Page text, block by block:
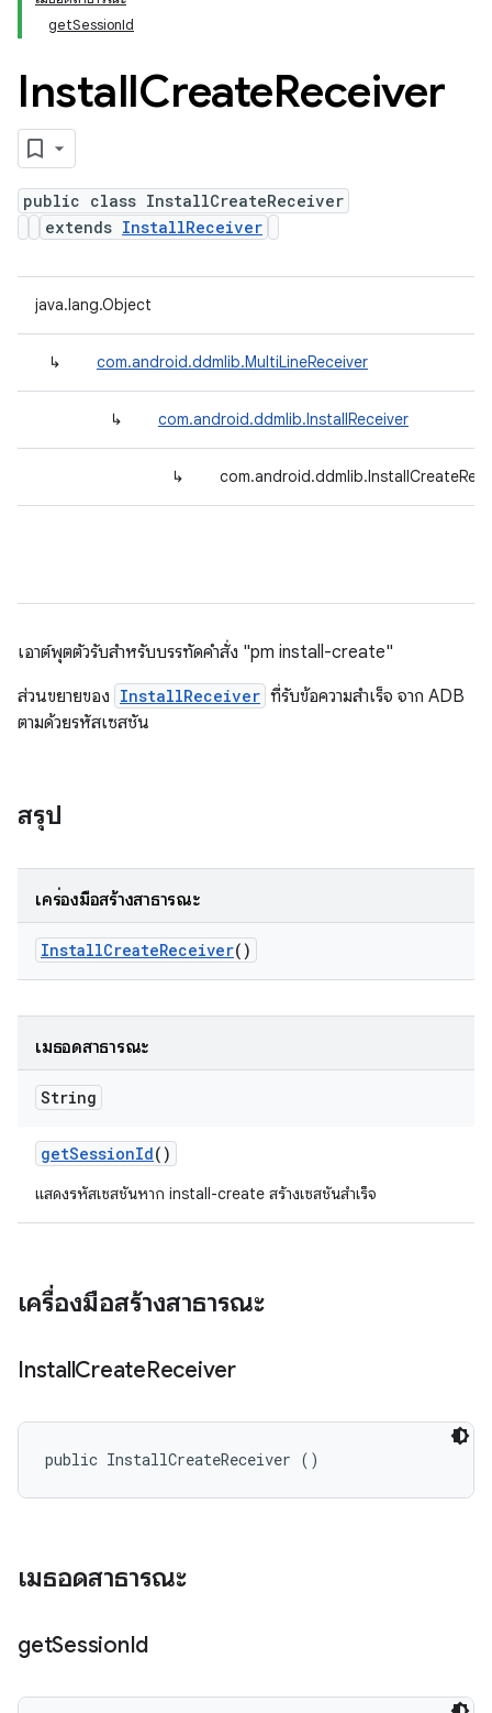
getSessionId
InstallCreateReceiver
public class InstallCreateReceiver
extends InstallReceiver
java.lang.Object
↳ com.android.ddmlib.MultiLineReceiver
↳ com.android.ddmlib.InstallReceiver
↳
เอาต์พุตตัวรับสำหรับบรรทัดคำสั่ง "pm install-create"
ส่วนขยายของ InstallReceiver ที่รับข้อความสำเร็จ จาก ADB
ตามด้วยรหัสเซสชัน
สรุป
เครื่องมือสร้างสาธารณะ
InstallCreateReceiver()
เมธอดสาธารณะ
String
getSessionId()
แสดงรหัสเซสชันหาก install-create สร้างเซสชันสําเร็จ
เครื่องมือสร้างสาธารณะ
InstallCreateReceiver
public InstallCreateReceiver ()
เมธอดสาธารณะ
getSessionId